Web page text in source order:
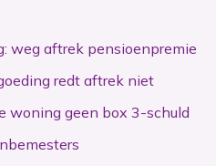
weg aftrek pensioenpremie
redt aftrek niet
woning geen box 3-schuld